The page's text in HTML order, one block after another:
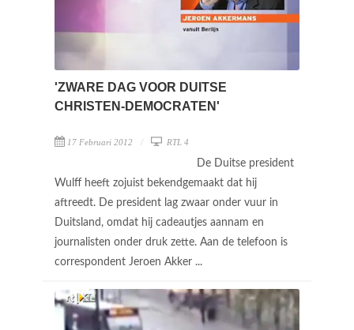
'ZWARE DAG VOOR DUITSE
CHRISTEN-DEMOCRATEN'
17 Februari 2012 RTL 4
De Duitse president
Wulff heeft zojuist bekendgemaakt dat hij
aftreedt. De president lag zwaar onder vuur in
Duitsland, omdat hij cadeautjes aannam en
journalisten onder druk zette. Aan de telefoon is
correspondent Jeroen Akker ...